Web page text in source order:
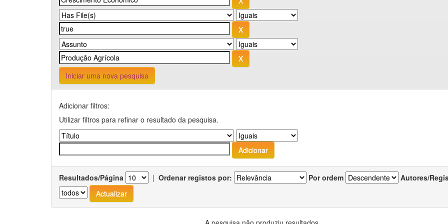
Iniciar uma nova pesquisa
Adicionar filtros:
Utilizar filtros para refinar o resultado da pesquisa.
Resultados/Página | Ordenar registos por: Por ordem Autores/